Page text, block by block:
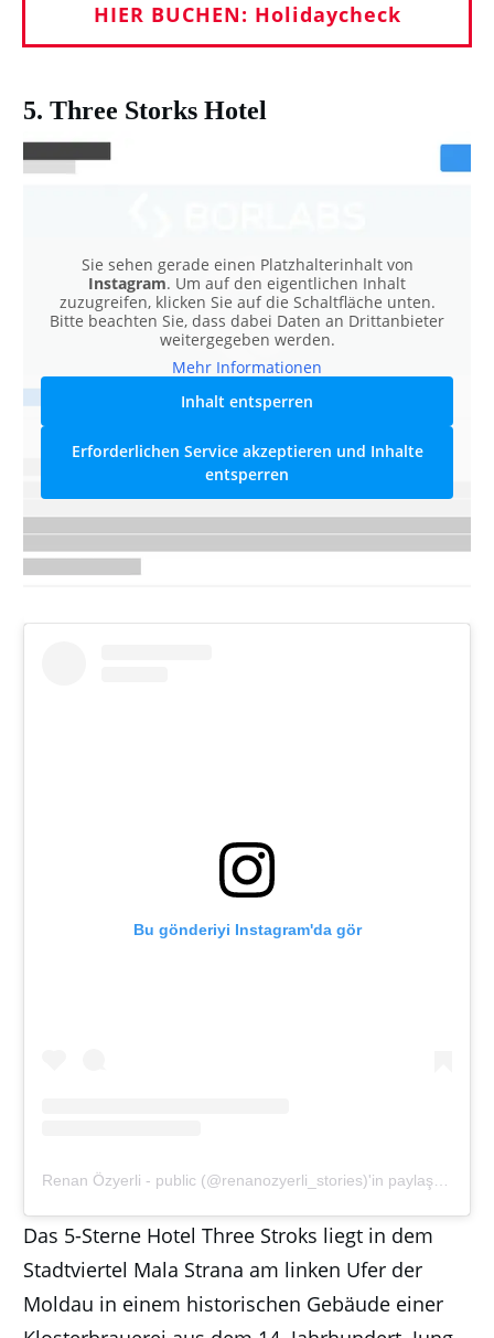
HIER BUCHEN: Holidaycheck
5. Three Storks Hotel
Sie sehen gerade einen Platzhalterinhalt von
Instagram. Um auf den eigentlichen Inhalt
zuzugreifen, klicken Sie auf die Schaltfläche unten.
Bitte beachten Sie, dass dabei Daten an Drittanbieter
weitergegeben werden.
Mehr Informationen
Inhalt entsperren
Erforderlichen Service akzeptieren und Inhalte
entsperren
Bu gönderiyi Instagram'da gör
Das 5-Sterne Hotel Three Stroks liegt in dem
Stadtviertel Mala Strana am linken Ufer der
Moldau in einem historischen Gebäude einer